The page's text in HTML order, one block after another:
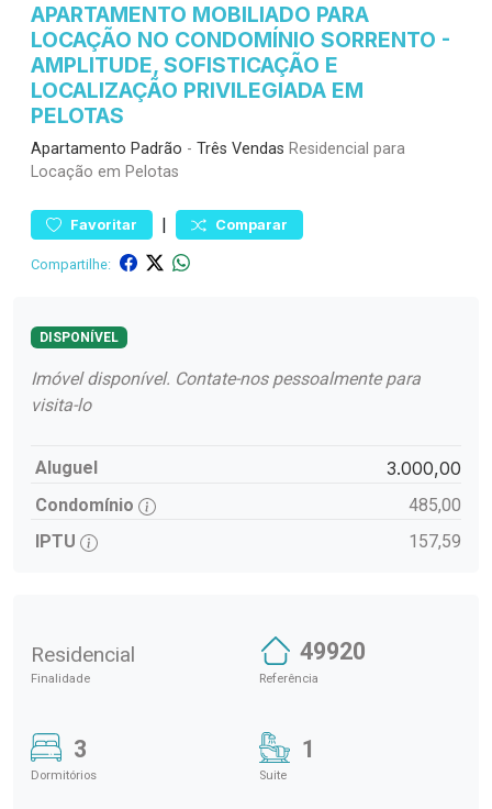
APARTAMENTO MOBILIADO PARA
LOCAÇÃO NO CONDOMÍNIO SORRENTO -
AMPLITUDE, SOFISTICAÇÃO E
LOCALIZAÇÃO PRIVILEGIADA EM
PELOTAS
Apartamento Padrão - Três Vendas Residencial para
Locação em Pelotas
Favoritar | Comparar
Compartilhe:
DISPONÍVEL
Imóvel disponível. Contate-nos pessoalmente para
visita-lo
Aluguel 3.000,00
Condomínio
485,00
IPTU
157,59
Residencial
Finalidade
49920
Referência
3
Dormitórios
1
Suite